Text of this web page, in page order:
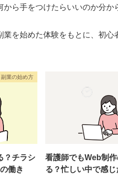
から手をつけたらいいのか分
業を始めた体験をもとに、初
副業の始め方
？チラシ
働き
看護師でもWeb制
る？忙しい中で感